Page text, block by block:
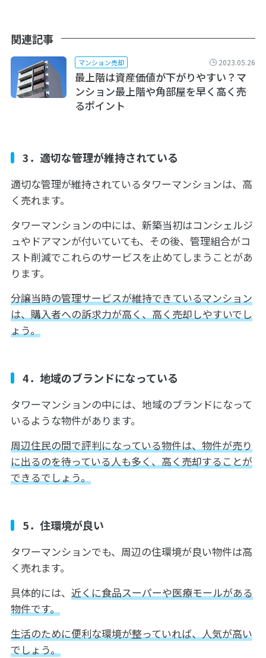
関連記事
マンション売却 2023.05.26
最上階は資産価値が下がりやすい？マ
ンション最上階や角部屋を早く高く売
るポイント
3．適切な管理が維持されている
適切な管理が維持されているタワーマンションは、高
く売れます。
タワーマンションの中には、新築当初はコンシェルジ
ュやドアマンが付いていても、その後、管理組合がコ
スト削減でこれらのサービスを止めてしまうことがあ
ります。
分譲当時の管理サービスが維持できているマンション
は、購入者への訴求力が高く、高く売却しやすいでし
ょう。
4．地域のブランドになっている
タワーマンションの中には、地域のブランドになって
いるような物件があります。
周辺住民の間で評判になっている物件は、物件が売り
に出るのを待っている人も多く、高く売却することが
できるでしょう。
5．住環境が良い
タワーマンションでも、周辺の住環境が良い物件は高
く売れます。
具体的には、 近くに食品スーパーや医療モールがある
物件です。
生活のために便利な環境が整っていれば、人気が高い
でしょう。